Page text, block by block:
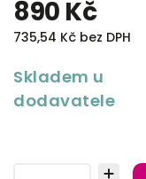
890 Kč
735,54 Kč bez DPH
Skladem u
dodavatele